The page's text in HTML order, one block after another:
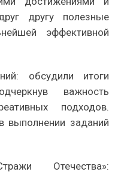
другу полезные
эффективной
обсудили итоги
важность
подходов.
выполнении заданий
Отечества»: